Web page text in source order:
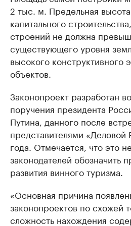
2 тыс. м. Предельная
капитального
строений не должна
существующего уровня
высокого конструктивного
объектов.
Законопроект разработан
поручения президента
Путина, данного после
представителями
года. Отмечается, что это
законодателей обозначить
развития винного туризма.
«Основная причина
законопроектов по схожей
сложность нахождения